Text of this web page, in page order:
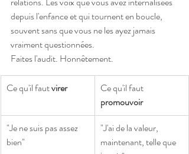
depuis l'enfance et qui tournent en boucle,
souvent sans que vous ne les ayez jamais
vraiment questionnées.
Faites l'audit. Honnêtement.
Ce qu'il faut virer
Ce qu'il faut
promouvoir
"Je ne suis pas assez
bien"
"J'ai de la valeur,
maintenant, telle que